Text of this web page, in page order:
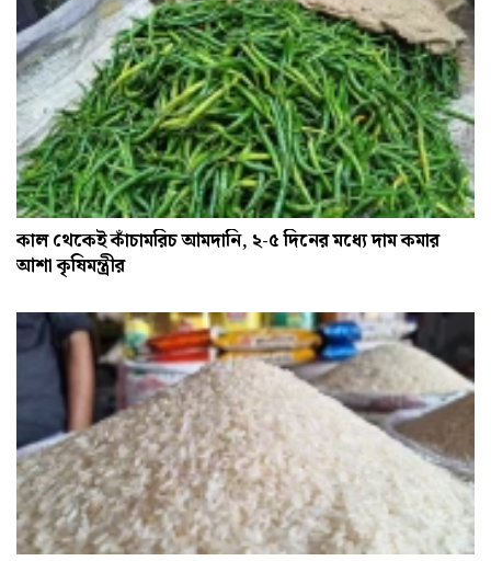
কাল থেকেই কাঁচামরিচ আমদানি, ২-৫ দিনের মধ্যে দাম কমার
আশা কৃষিমন্ত্রীর